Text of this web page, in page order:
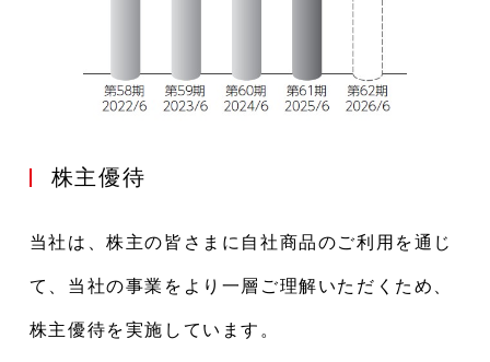
株主優待
当社は、株主の皆さまに自社商品のご利用を通じ
て、当社の事業をより一層ご理解いただくため、
株主優待を実施しています。